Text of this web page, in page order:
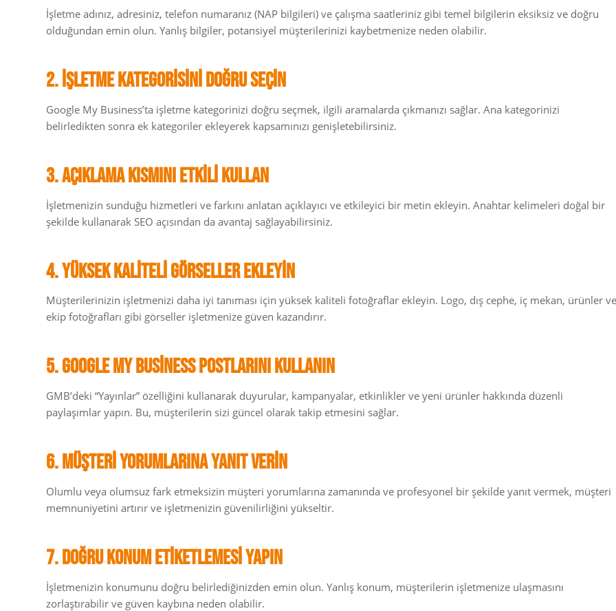
İşletme adınız, adresiniz, telefon numaranız (NAP bilgileri) ve çalışma saatleriniz gibi temel bilgilerin eksiksiz ve doğru
olduğundan emin olun. Yanlış bilgiler, potansiyel müşterilerinizi kaybetmenize neden olabilir.
2. İşletme Kategorisini Doğru Seçin
Google My Business’ta işletme kategorinizi doğru seçmek, ilgili aramalarda çıkmanızı sağlar. Ana kategorinizi
belirledikten sonra ek kategoriler ekleyerek kapsamınızı genişletebilirsiniz.
3. Açıklama Kısmını Etkili Kullan
İşletmenizin sunduğu hizmetleri ve farkını anlatan açıklayıcı ve etkileyici bir metin ekleyin. Anahtar kelimeleri doğal bir
şekilde kullanarak SEO açısından da avantaj sağlayabilirsiniz.
4. Yüksek Kaliteli Görseller Ekleyin
Müşterilerinizin işletmenizi daha iyi tanıması için yüksek kaliteli fotoğraflar ekleyin. Logo, dış cephe, iç mekan, ürünler ve
ekip fotoğrafları gibi görseller işletmenize güven kazandırır.
5. Google My Business Postlarını Kullanın
GMB’deki “Yayınlar” özelliğini kullanarak duyurular, kampanyalar, etkinlikler ve yeni ürünler hakkında düzenli
paylaşımlar yapın. Bu, müşterilerin sizi güncel olarak takip etmesini sağlar.
6. Müşteri Yorumlarına Yanıt Verin
Olumlu veya olumsuz fark etmeksizin müşteri yorumlarına zamanında ve profesyonel bir şekilde yanıt vermek, müşteri
memnuniyetini artırır ve işletmenizin güvenilirliğini yükseltir.
7. Doğru Konum Etiketlemesi Yapın
İşletmenizin konumunu doğru belirlediğinizden emin olun. Yanlış konum, müşterilerin işletmenize ulaşmasını
zorlaştırabilir ve güven kaybına neden olabilir.